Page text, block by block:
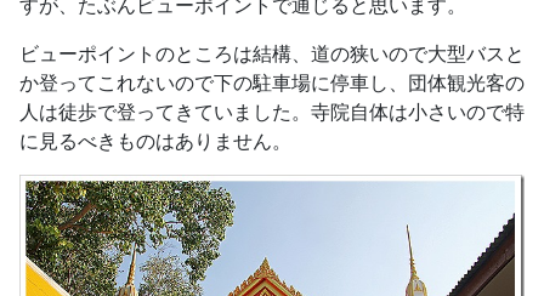
すが、たぶんビューポイントで通じると思います。
ビューポイントのところは結構、道の狭いので大型バスと
か登ってこれないので下の駐車場に停車し、団体観光客の
人は徒歩で登ってきていました。寺院自体は小さいので特
に見るべきものはありません。